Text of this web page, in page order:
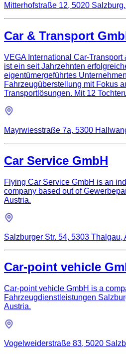
Mitterhofstraße 12, 5020
Car & Transport
VEGA International Car-Transport
ist ein seit Jahrzehnten
eigentümergeführtes
Fahrzeugüberstellung mit Fokus
Transportlösungen. Mit 12
Mayrwiesstraße 7a, 5300
Car Service GmbH
Flying Car Service GmbH is an
company based out of
Austria.
Salzburger Str. 54, 5303 Thalgau,
Car-point vehicle
Car-point vehicle GmbH is a
Fahrzeugdienstleistungen
Austria.
Vogelweiderstraße 83, 5020